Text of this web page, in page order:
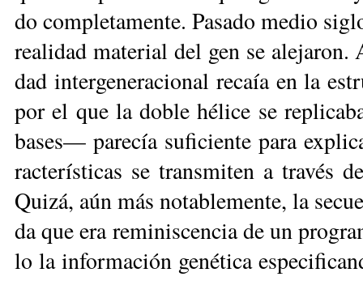
do com­ple­ta­men­te. Pa­sa­do me­dio
rea­li­dad ma­te­rial del gen se
dad in­ter­ge­ne­ra­cio­nal re­caía en la
por el que la do­ble hé­li­ce se
ba­ses— pa­re­cía su­fi­cien­te pa­ra
rac­te­rís­ti­cas se trans­mi­ten a tra­vés
Qui­zá, aún más no­ta­ble­men­te, la
da que era re­mi­nis­cen­cia de un
lo la in­for­ma­ción ge­né­ti­ca